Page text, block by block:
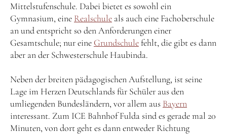
Mittelstufenschule. Dabei bietet es sowohl ein
Gymnasium, eine Realschule als auch eine Fachoberschule
an und entspricht so den Anforderungen einer
Gesamtschule; nur eine Grundschulefehlt, die gibt es dann
aber an der Schwesterschule Haubinda.
Neben der breiten pädagogischen Aufstellung, ist seine
Lage im Herzen Deutschlands für Schüler aus den
umliegenden Bundesländern, vor allem aus Bayern
interessant. Zum ICE Bahnhof Fulda sind es gerade mal 20
Minuten, von dort geht es dann entweder Richtung